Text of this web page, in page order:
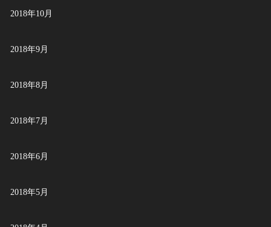
2018年10月
2018年9月
2018年8月
2018年7月
2018年6月
2018年5月